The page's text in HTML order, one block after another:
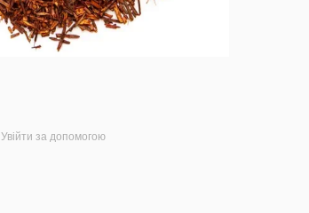
Увійти за допомогою